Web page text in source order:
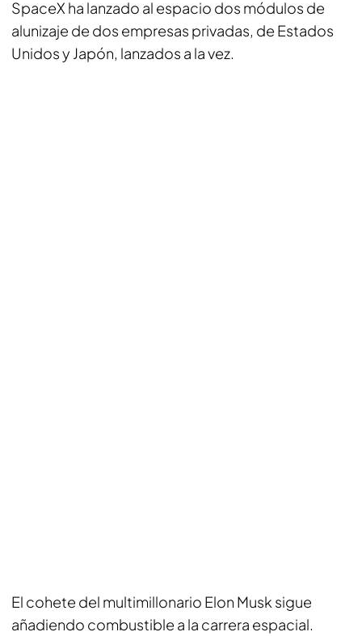
SpaceX ha lanzado al espacio dos módulos de
alunizaje de dos empresas privadas, de Estados
Unidos y Japón, lanzados a la vez.
El cohete del multimillonario Elon Musk sigue
añadiendo combustible a la carrera espacial.